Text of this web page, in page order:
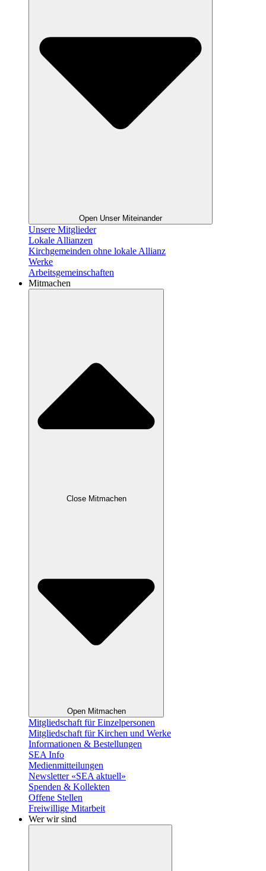
Open Unser Miteinander
Unsere Mitglieder
Lokale Allianzen
Kirchgemeinden ohne lokale Allianz
Werke
Arbeitsgemeinschaften
Mitmachen
Close Mitmachen
Open Mitmachen
Mitgliedschaft für Einzelpersonen
Mitgliedschaft für Kirchen und Werke
Informationen & Bestellungen
SEA Info
Medienmitteilungen
Newsletter «SEA aktuell»
Spenden & Kollekten
Offene Stellen
Freiwillige Mitarbeit
Wer wir sind